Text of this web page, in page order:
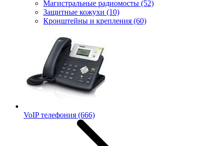
Магистральные радиомосты (52)
Защитные кожухи (10)
Кронштейны и крепления (60)
VoIP телефония (666)